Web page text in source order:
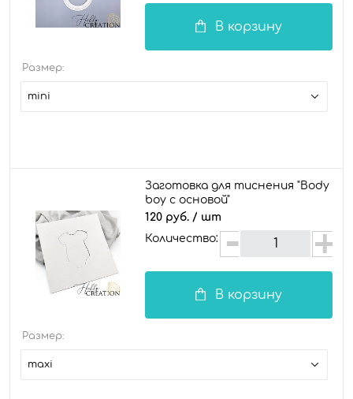
В корзину
Размер:
mini
Заготовка для тиснения "Body
boy с основой"
120 руб. / шт
Количество:
В корзину
Размер:
maxi